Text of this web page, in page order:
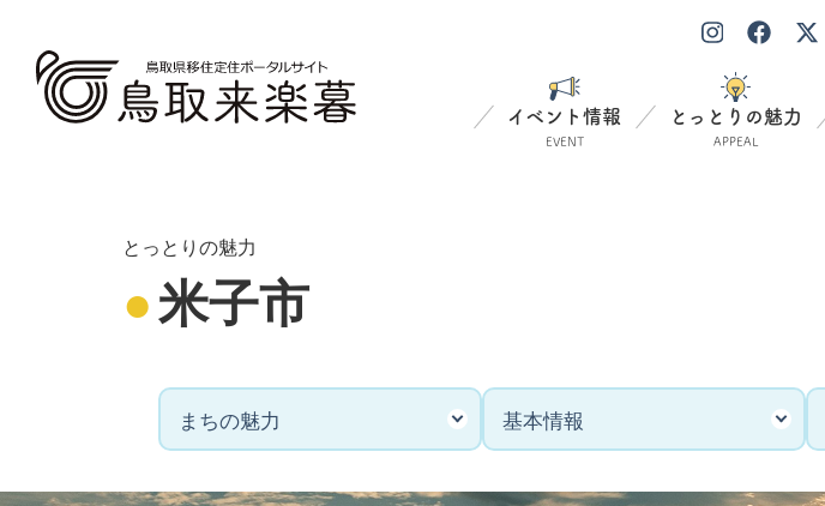
イベント情報
EVENT
とっとりの魅力
APPEAL
イベント情報一覧
オンラインイベント
その他
市町村紹介動画
とっとり移住の魅力動画
とっとりの魅力
米子市
まちの魅力 基本情報